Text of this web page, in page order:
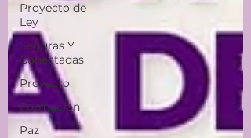
Proyecto de
Ley
Seguras Y
Conectadas
Proyecto
Formacion
Paz